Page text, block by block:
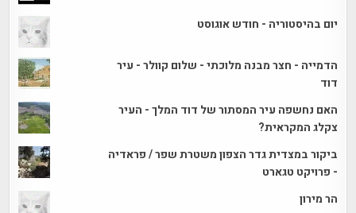
יום בהיסטוריה - חודש אוגוסט
הדמייה - חצר מבנה מלוכתי - שלום קוולר - עיר
דוד
האם נחשפה עיר המסתור של דוד המלך - העיר
צקלג המקראית?
ביקור במצדית גדר הצפון משטרת שפר / פראדיה
- פרויקט טגארט
הר מירון